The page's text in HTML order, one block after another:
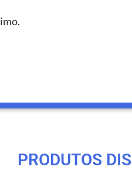
PRODUTOS